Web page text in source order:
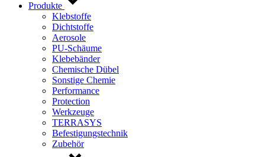
Produkte
Klebstoffe
Dichtstoffe
Aerosole
PU-Schäume
Klebebänder
Chemische Dübel
Sonstige Chemie
Performance
Protection
Werkzeuge
TERRASYS
Befestigungstechnik
Zubehör